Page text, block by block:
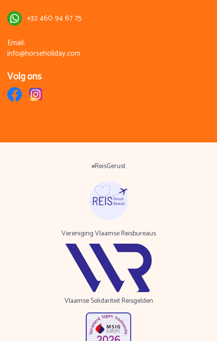
+32 460 94 67 75
Email:
info@horseholiday.com
Volg ons
#ReisGerust
Vereniging Vlaamse Reisbureaus
Vlaamse Solidariteit Reisgelden